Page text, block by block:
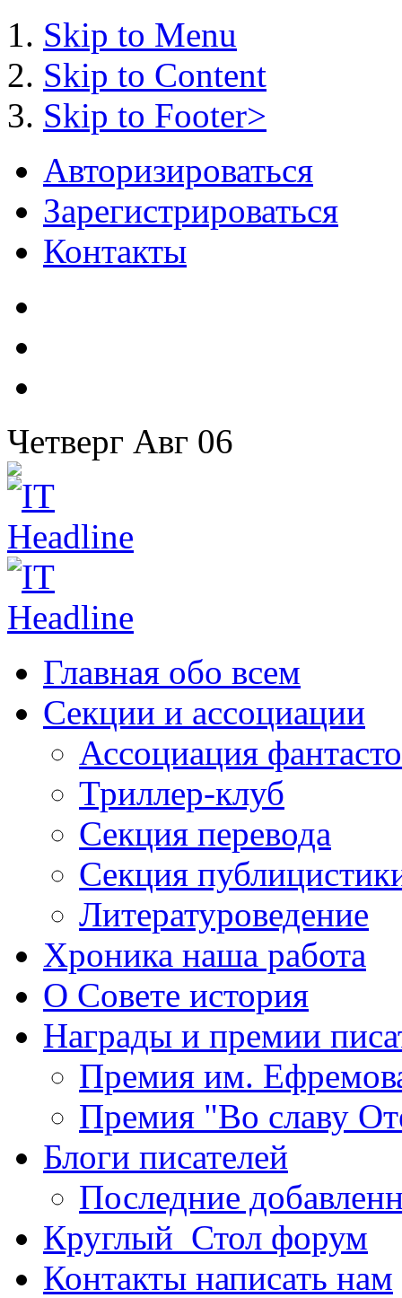
Skip to Menu
Skip to Content
Skip to Footer>
Авторизироваться
Зарегистрироваться
Контакты
Четверг Авг 06
Главная обо всем
Секции и ассоциации
Ассоциация
Триллер-клуб
Секция перевода
Секция
Литературоведение
Хроника наша работа
О Совете история
Награды и премии
Премия им.
Премия "Во славу
Блоги писателей
Последние
Круглый_Стол форум
Контакты написать нам